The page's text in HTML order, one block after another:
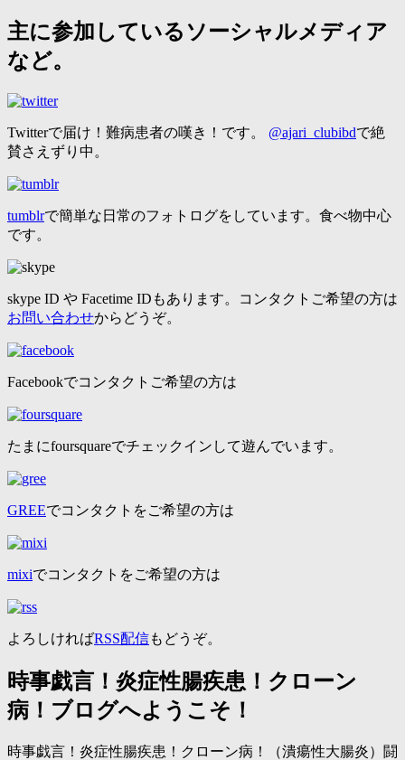
主に参加しているソーシャルメディア
など。
Twitterで届け！難病患者の嘆き！です。 @ajari_clubibdで絶
賛さえずり中。
tumblrで簡単な日常のフォトログをしています。食べ物中心
です。
skype ID や Facetime IDもあります。コンタクトご希望の方は
お問い合わせからどうぞ。
Facebookでコンタクトご希望の方は
たまにfoursquareでチェックインして遊んでいます。
GREEでコンタクトをご希望の方は
mixiでコンタクトをご希望の方は
よろしければRSS配信もどうぞ。
時事戯言！炎症性腸疾患！クローン
病！ブログへようこそ！
時事戯言！炎症性腸疾患！クローン病！（潰瘍性大腸炎）闘